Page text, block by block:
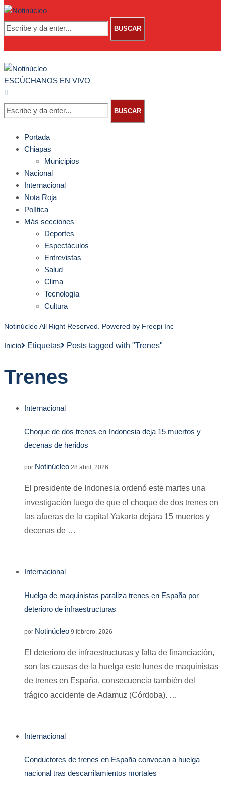
BUSCAR
ESCÚCHANOS EN VIVO
BUSCAR
Portada
Chiapas
Municipios
Nacional
Internacional
Nota Roja
Política
Más secciones
Deportes
Espectáculos
Entrevistas
Salud
Clima
Tecnología
Cultura
Notinúcleo All Right Reserved. Powered by Freepi Inc
Inicio Etiquetas Posts tagged with "Trenes"
Trenes
Internacional
Choque de dos trenes en Indonesia deja 15 muertos y
decenas de heridos
por Notinúcleo 28 abril, 2026
El presidente de Indonesia ordenó este martes una
investigación luego de que el choque de dos trenes en
las afueras de la capital Yakarta dejara 15 muertos y
decenas de …
Internacional
Huelga de maquinistas paraliza trenes en España por
deterioro de infraestructuras
por Notinúcleo 9 febrero, 2026
El deterioro de infraestructuras y falta de financiación,
son las causas de la huelga este lunes de maquinistas
de trenes en España, consecuencia también del
trágico accidente de Adamuz (Córdoba). …
Internacional
Conductores de trenes en España convocan a huelga
nacional tras descarrilamientos mortales